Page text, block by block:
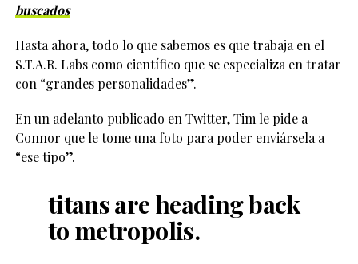
buscados
Hasta ahora, todo lo que sabemos es que trabaja en el
S.T.A.R. Labs como científico que se especializa en tratar
con “grandes personalidades”.
En un adelanto publicado en Twitter, Tim le pide a
Connor que le tome una foto para poder enviársela a
“ese tipo”.
titans are heading back
to metropolis.